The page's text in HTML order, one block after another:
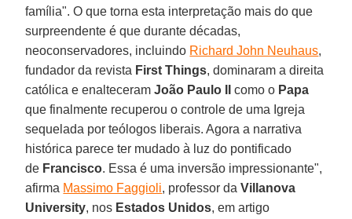
família". O que torna esta interpretação mais do que
surpreendente é que durante décadas,
neoconservadores, incluindo Richard John Neuhaus,
fundador da revista First Things, dominaram a direita
católica e enalteceramJoão Paulo II como o Papa
que finalmente recuperou o controle de uma Igreja
sequelada por teólogos liberais. Agora a narrativa
histórica parece ter mudado à luz do pontificado
de Francisco. Essa é uma inversão impressionante",
afirma Massimo Faggioli, professor daVillanova
University, nos Estados Unidos, em artigo